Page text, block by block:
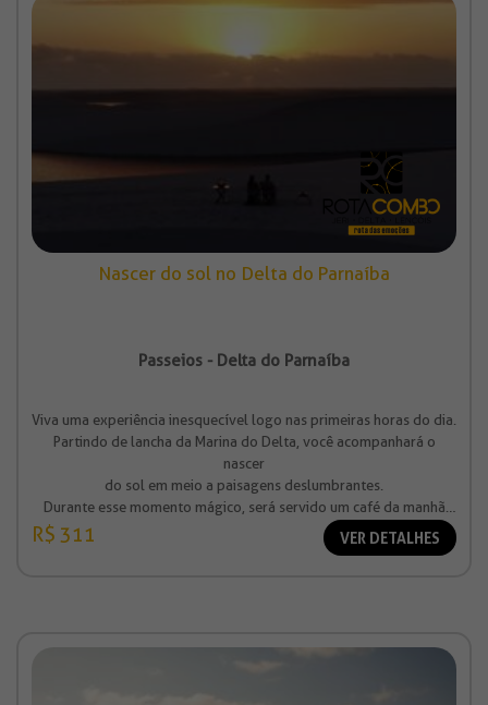
Nascer do sol no Delta do Parnaíba
Passeios - Delta do Parnaíba
Viva uma experiência inesquecível logo nas primeiras horas do dia.
Partindo de lancha da Marina do Delta, você acompanhará o
nascer
do sol em meio a paisagens deslumbrantes.
Durante esse momento mágico, será servido um café da manhã
cuidadosamente preparado, tornando a experiência ainda mais
R$ 311 VER DETALHES